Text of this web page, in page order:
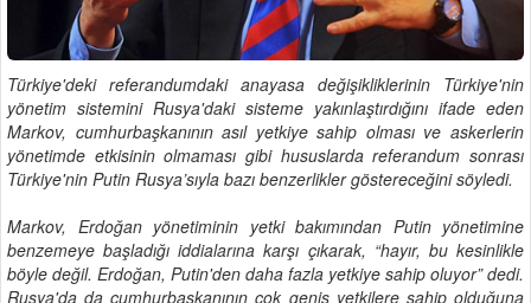
Türkiye'deki referandumdaki anayasa değişikliklerinin Türkiye'nin
yönetim sistemini Rusya'daki sisteme yakınlaştırdığını ifade eden
Markov, cumhurbaşkanının asıl yetkiye sahip olması ve askerlerin
yönetimde etkisinin olmaması gibi hususlarda referandum sonrası
Türkiye'nin Putin Rusya’sıyla bazı benzerlikler göstereceğini söyledi.
Markov, Erdoğan yönetiminin yetki bakımından Putin yönetimine
benzemeye başladığı iddialarına karşı çıkarak, “hayır, bu kesinlikle
böyle değil. Erdoğan, Putin'den daha fazla yetkiye sahip oluyor” dedi.
Rusya'da da cumhurbaşkanının çok geniş yetkilere sahip olduğuna